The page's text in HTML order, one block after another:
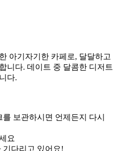
아기자기한 카페로, 달달하고
니다. 데이트 중 달콤한 디저트
다.
보관하시면 언제든지 다시
요
기다리고 있어요!